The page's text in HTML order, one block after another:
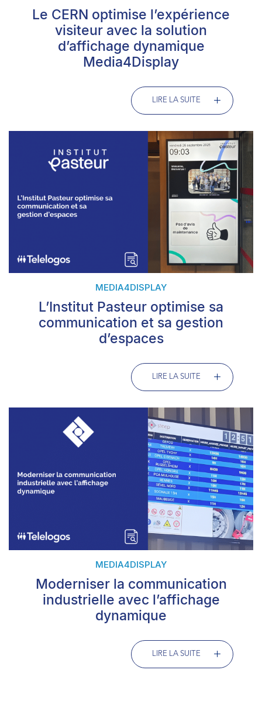
Le CERN optimise l’expérience
visiteur avec la solution
d’affichage dynamique
Media4Display
LIRE LA SUITE
MEDIA4DISPLAY
L’Institut Pasteur optimise sa
communication et sa gestion
d’espaces
LIRE LA SUITE
MEDIA4DISPLAY
Moderniser la communication
industrielle avec l’affichage
dynamique
LIRE LA SUITE